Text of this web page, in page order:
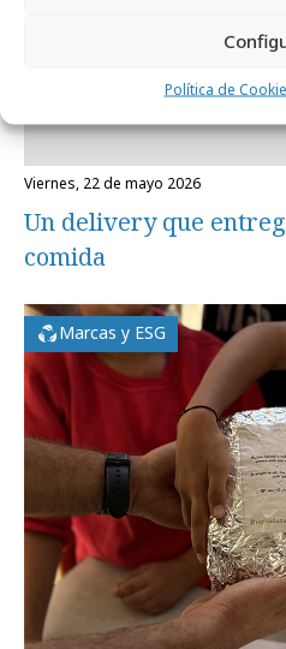
Política de
viernes, 22 de mayo 2026
Un delivery que
comida
Marcas y ESG